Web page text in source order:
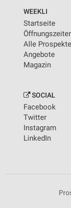
WEEKLI
Startseite
Alle Prospekte
Angebote
Magazin
SOCIAL
Facebook
Twitter
Instagram
LinkedIn